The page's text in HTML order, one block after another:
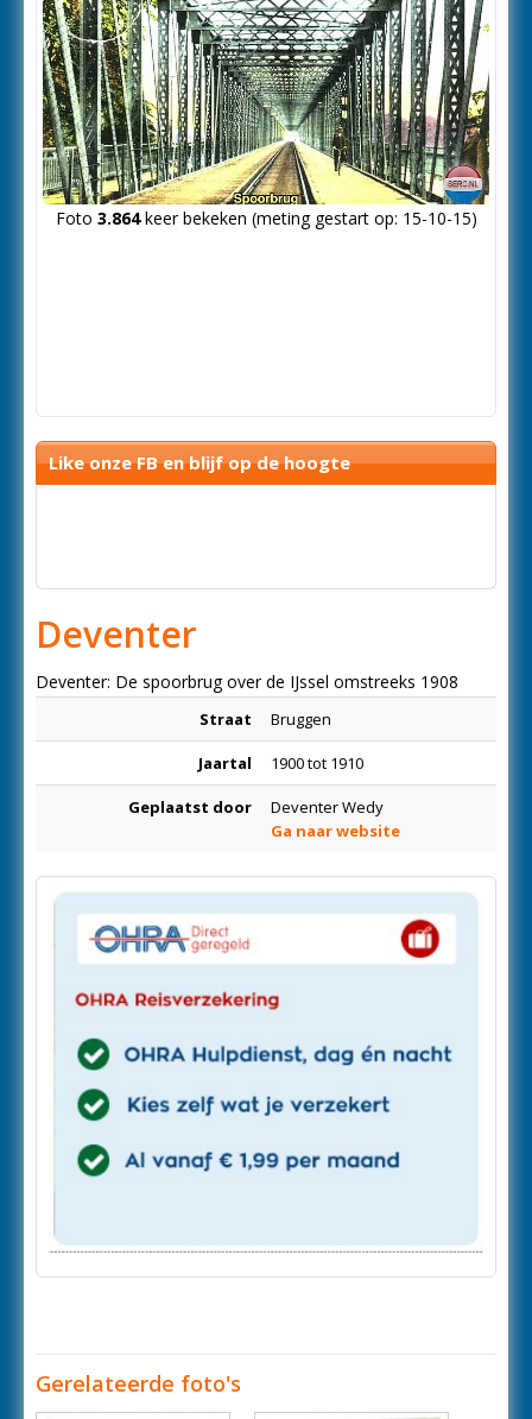
Foto 3.864keer bekeken (meting gestart op: 15-10-15)
Like onze FB en blijf op de hoogte
Deventer
Deventer: De spoorbrug over de IJssel omstreeks 1908
Straat Bruggen
Jaartal 1900 tot 1910
Geplaatst door
Deventer Wedy
Ga naar website
Gerelateerde foto's